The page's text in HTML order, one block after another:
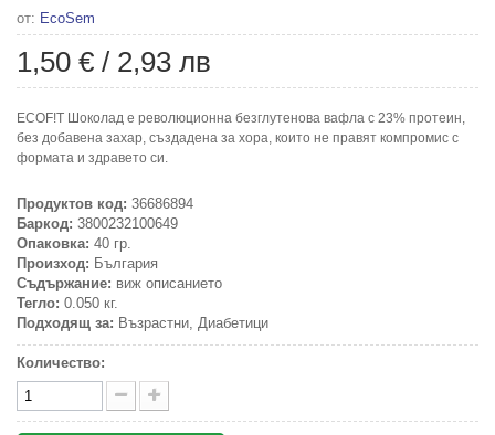
от: EcoSem
1,50 € / 2,93 лв
ECOF!T Шоколад е революционна безглутенова вафла с 23% протеин,
без добавена захар, създадена за хора, които не правят компромис с
формата и здравето си.
Продуктов код: 36686894
Баркод: 3800232100649
Опаковка: 40 гр.
Произход: България
Съдържание: виж описанието
Тегло: 0.050 кг.
Подходящ за: Възрастни, Диабетици
Количество: